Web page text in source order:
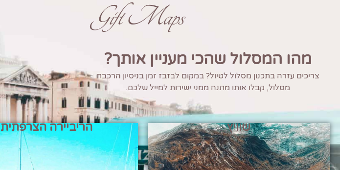
Gift Maps
מהו המסלול שהכי מעניין אותך?
צריכים עזרה בתכנון מסלול לטיול? במקום לבזבז זמן בניסיון הרכבת
מסלול, קבלו אותו מתנה ממני ישירות למייל שלכם.
שוויץ הריביירה הצרפתית